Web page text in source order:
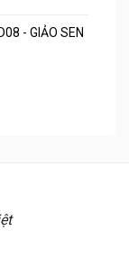
- GIẢO SEN